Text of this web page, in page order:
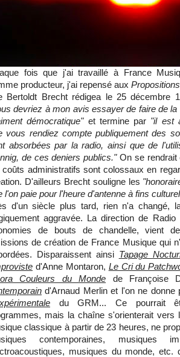
fois que j'ai travaillé à France
producteur, j'ai repensé aux
Bertoldt Brecht rédigea le 25 décembre
devriez à mon avis essayer de faire de
démocratique"et termine par "il est
vous rendiez compte publiquement des
absorbées par la radio, ainsi que de
de ces deniers publics."On se rendrait
coûts administratifs sont colossaux en
D'ailleurs Brecht souligne les
l'on paie pour l'heure d'antenne à fins
d'un siècle plus tard, rien n'a changé,
aggravée. La direction de
de bouts de chandelle, vient
de création de France Musique qui
Disparaissent ainsi Tapage
d'Anne Montaron, Le Cri du
Couleurs du Monde de Françoise
d'Arnaud Merlin et l'on ne donne
du GRM... Ce pourrait
mais la chaîne s'orienterait vers
classique à partir de 23 heures, ne
contemporaines, musiques
musiques du monde, etc.